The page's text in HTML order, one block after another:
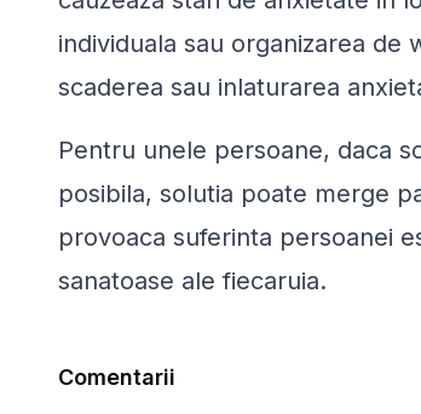
individuala sau organizarea
scaderea sau inlaturarea
Pentru unele persoane, daca
posibila, solutia poate merge
provoaca suferinta persoanei
sanatoase ale fiecaruia.
Comentarii